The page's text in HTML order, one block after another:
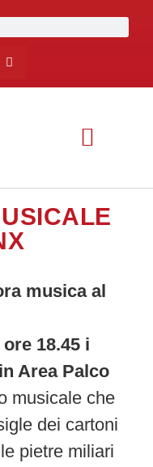
musica al
18.45 i
in Area Palco
musicale che
dei cartoni
pietre miliari